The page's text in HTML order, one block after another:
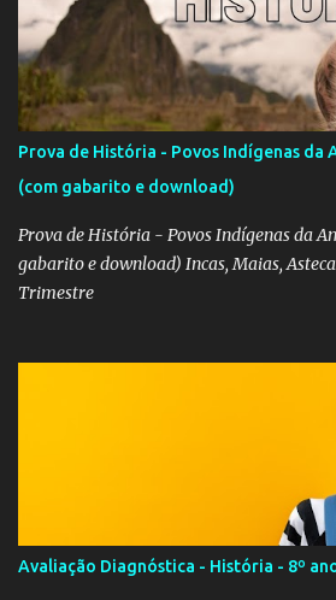
Prova de História - Povos Indígenas da
(com gabarito e download)
Prova de História - Povos Indígenas da
gabarito e download) Incas, Maias,
Trimestre
Avaliação Diagnóstica - História - 8º